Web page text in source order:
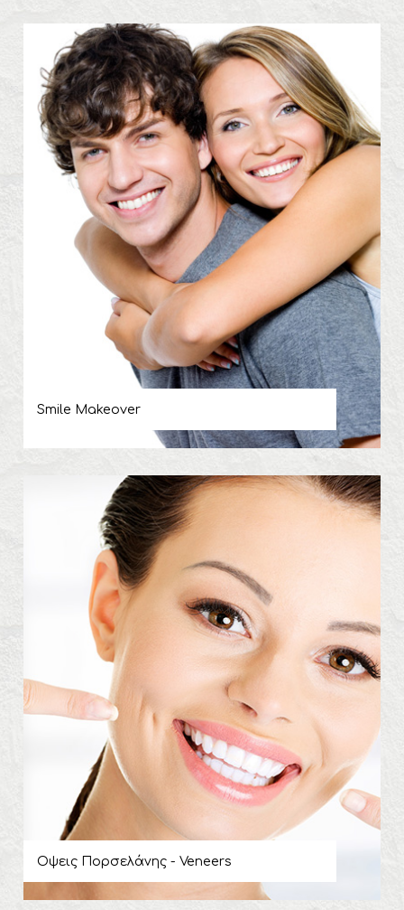
Smile Makeover
Οψεις Πορσελάνης - Veneers